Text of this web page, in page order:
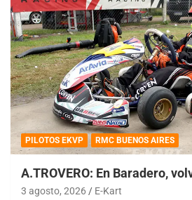
PILOTOS EKVP RMC BUENOS AIRES
A.TROVERO: En Baradero,
3 agosto, 2026 E-Kart